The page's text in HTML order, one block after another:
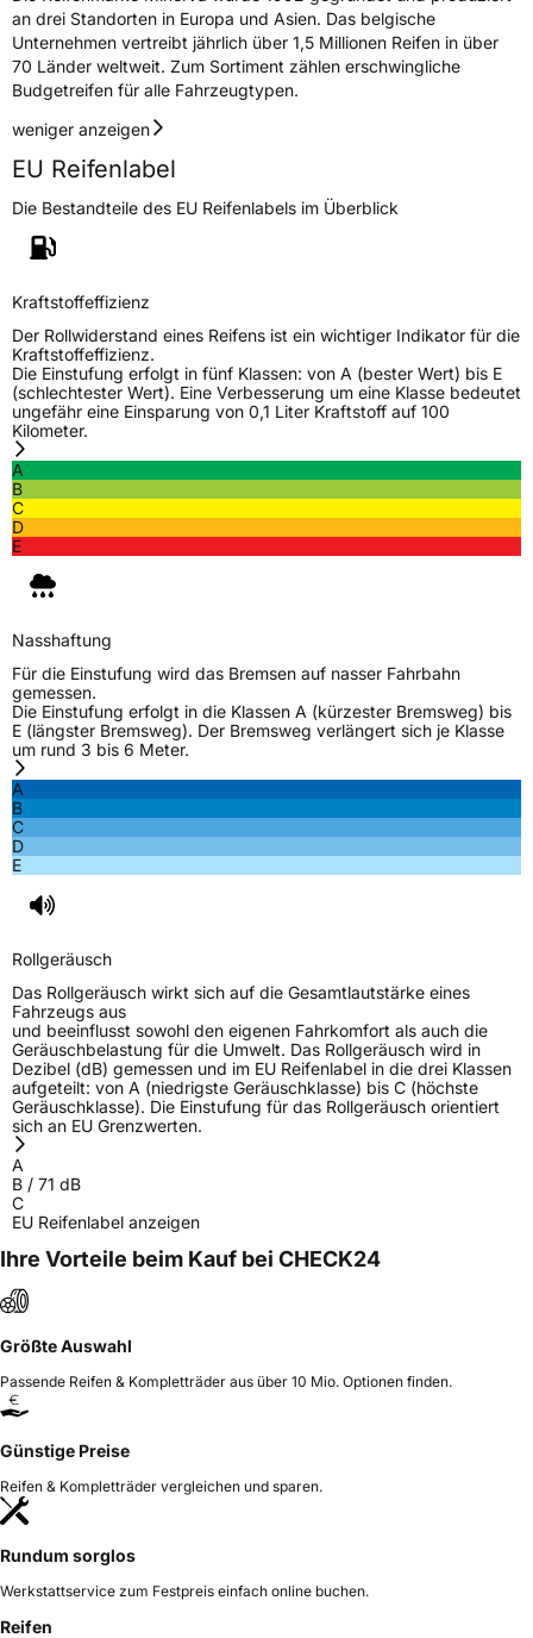
Rollgeräusch (dB) 71
FahrzeugklasseC1
3PMSF / Schneeflockensymbol / Alpine-Symbol
EisgripNein
EPREL ID
517836
Allgemeine Produktsicherheit (GPSR)
Herstellerkontakt
an drei Standorten in Europa und Asien. Das belgische
Unternehmen vertreibt jährlich über 1,5 Millionen Reifen in über
70 Länder weltweit. Zum Sortiment zählen erschwingliche
Budgetreifen für alle Fahrzeugtypen.
weniger anzeigen
EU Reifenlabel
Die Bestandteile des EU Reifenlabels im Überblick
Kraftstoffeffizienz
Der Rollwiderstand eines Reifens ist ein wichtiger Indikator für die
Kraftstoffeffizienz.
Die Einstufung erfolgt in fünf Klassen: von A (bester Wert) bis E
(schlechtester Wert). Eine Verbesserung um eine Klasse bedeutet
ungefähr eine Einsparung von 0,1 Liter Kraftstoff auf 100
Kilometer.
A
B
C
D
E
Nasshaftung
Für die Einstufung wird das Bremsen auf nasser Fahrbahn
gemessen.
Die Einstufung erfolgt in die Klassen A (kürzester Bremsweg) bis
E (längster Bremsweg). Der Bremsweg verlängert sich je Klasse
um rund 3 bis 6 Meter.
A
B
C
D
E
Rollgeräusch
Das Rollgeräusch wirkt sich auf die Gesamtlautstärke eines
Fahrzeugs aus
und beeinflusst sowohl den eigenen Fahrkomfort als auch die
Geräuschbelastung für die Umwelt. Das Rollgeräusch wird in
Dezibel (dB) gemessen und im EU Reifenlabel in die drei Klassen
aufgeteilt: von A (niedrigste Geräuschklasse) bis C (höchste
Geräuschklasse). Die Einstufung für das Rollgeräusch orientiert
sich an EU Grenzwerten.
A
B / 71 dB
C
EU Reifenlabel anzeigen
Ihre Vorteile beim Kauf bei CHECK24
Größte Auswahl
Passende Reifen & Kompletträder aus über 10 Mio. Optionen finden.
Günstige Preise
Reifen & Kompletträder vergleichen und sparen.
Rundum sorglos
Werkstattservice zum Festpreis einfach online buchen.
Reifen